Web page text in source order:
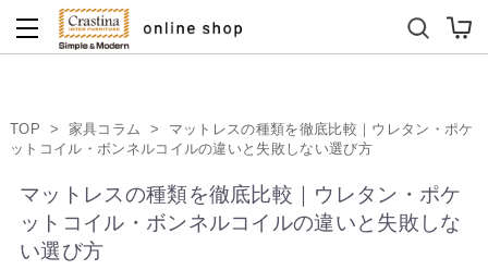
ダイニングテーブルセット
TOP > 家具コラム >
マットレスの種類を徹底比較｜ウレタン・ポケ
ットコイル・ボンネルコイルの違いと失敗しない選び方
マットレスの種類を徹底比較｜ウレタン・ポケ
ットコイル・ボンネルコイルの違いと失敗しな
い選び方